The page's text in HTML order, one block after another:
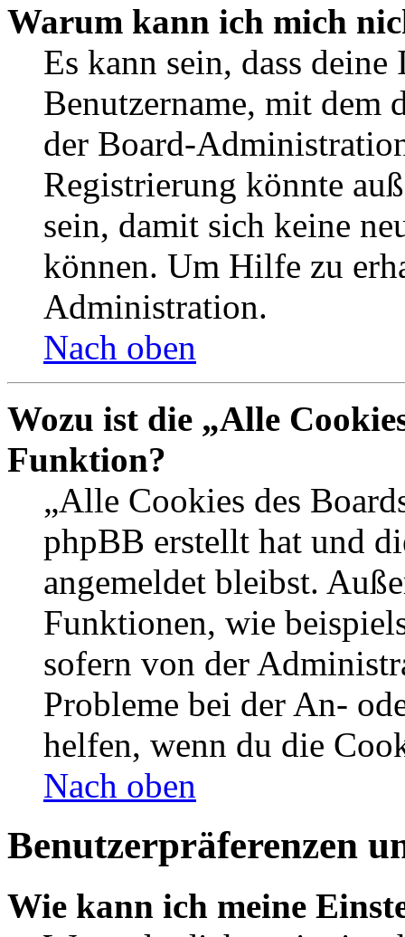
Warum kann ich mich
Es kann sein, dass
Benutzername, mit dem
der Board-
Registrierung könnte
sein, damit sich keine
können. Um Hilfe zu
Administration.
Nach oben
Wozu ist die „Alle
Funktion?
„Alle Cookies des
phpBB erstellt hat und
angemeldet bleibst.
Funktionen, wie
sofern von der
Probleme bei der An-
helfen, wenn du die
Nach oben
Benutzerpräferenzen
Wie kann ich meine